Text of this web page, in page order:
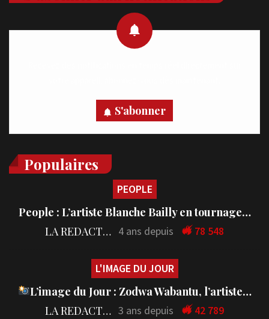
S'abonner
Populaires
PEOPLE
People : L’artiste Blanche Bailly en tournage…
LA REDACTION 4 ans depuis 78 548
L'IMAGE DU JOUR
L’image du Jour : Zodwa Wabantu, l’artiste…
LA REDACTION 3 ans depuis 42 789